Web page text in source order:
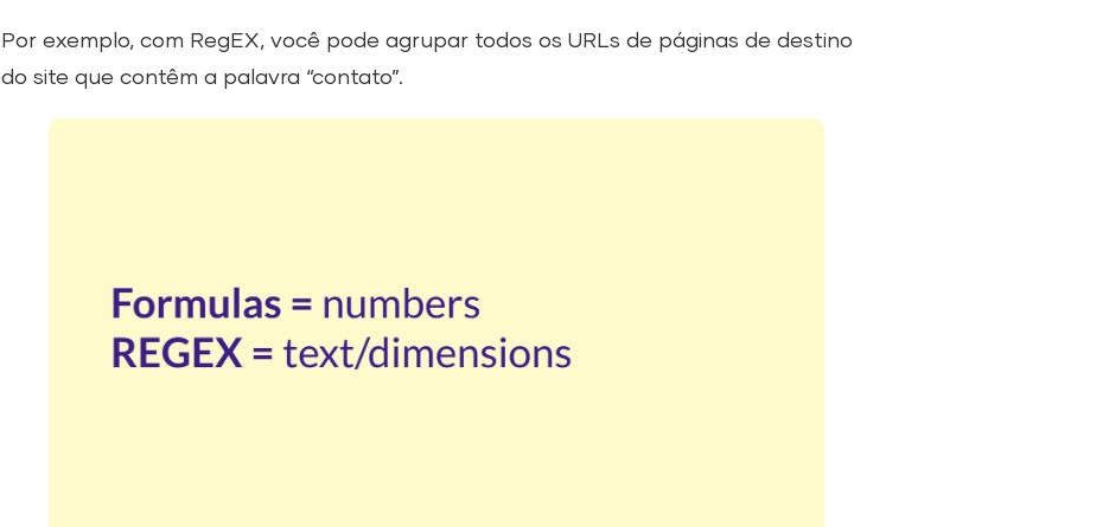
Por exemplo, com RegEX, você pode agrupar todos os URLs de páginas de destino
do site que contêm a palavra “contato”.